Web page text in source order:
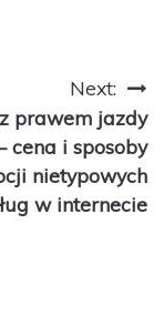
Next:
prawem jazdy
cena i sposoby
nietypowych
w internecie